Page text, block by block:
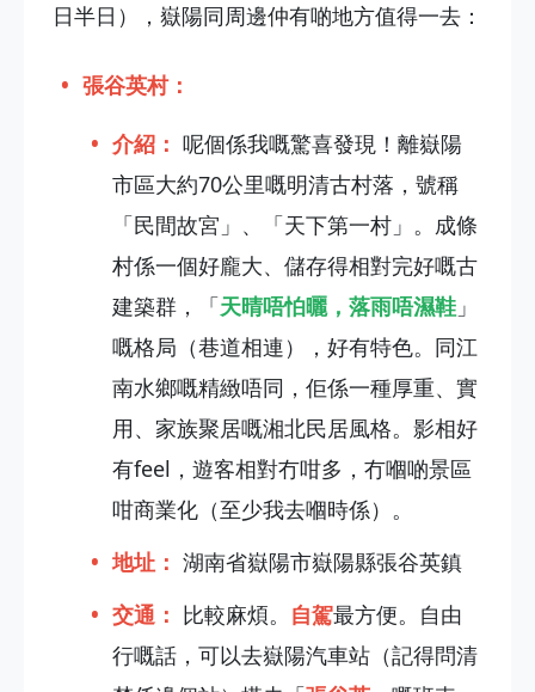
日半日），嶽陽同周邊仲有啲地方值得一去：
張谷英村：
介紹： 呢個係我嘅驚喜發現！離嶽陽
市區大約70公里嘅明清古村落，號稱
「民間故宮」、「天下第一村」。成條
村係一個好龐大、儲存得相對完好嘅古
建築群，「天晴唔怕曬，落雨唔濕鞋 」
嘅格局（巷道相連），好有特色。同江
南水鄉嘅精緻唔同，佢係一種厚重、實
用、家族聚居嘅湘北民居風格。影相好
有feel，遊客相對冇咁多，冇嗰啲景區
咁商業化（至少我去嗰時係）。
地址： 湖南省嶽陽市嶽陽縣張谷英鎮
交通： 比較麻煩。 自駕最方便。自由
行嘅話，可以去嶽陽汽車站（記得問清